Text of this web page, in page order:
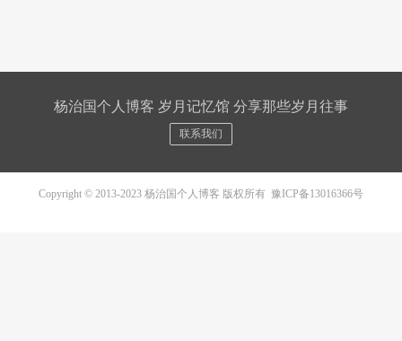
杨治国个人博客 岁月记忆馆 分享那些岁月往事
联系我们
Copyright © 2013-2023 杨治国个人博客 版权所有 豫ICP备13016366号